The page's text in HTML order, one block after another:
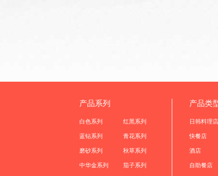
产品系列
白色系列 红黑系列
蓝钻系列 青花系列
磨砂系列 秋草系列
中华金系列 茄子系列
产品类
日韩料理店
快餐店
酒店
自助餐店